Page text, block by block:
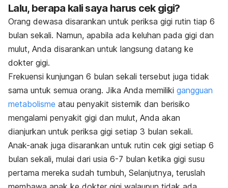
Lalu, berapa kali saya harus cek gigi?
Orang dewasa disarankan untuk periksa gigi rutin tiap 6
bulan sekali. Namun, apabila ada keluhan pada gigi dan
mulut, Anda disarankan untuk langsung datang ke
dokter gigi.
Frekuensi kunjungan 6 bulan sekali tersebut juga tidak
sama untuk semua orang. Jika Anda memiliki gangguan
metabolisme atau penyakit sistemik dan berisiko
mengalami penyakit gigi dan mulut, Anda akan
dianjurkan untuk periksa gigi setiap 3 bulan sekali.
Anak-anak juga disarankan untuk rutin cek gigi setiap 6
bulan sekali, mulai dari usia 6-7 bulan ketika gigi susu
pertama mereka sudah tumbuh, Selanjutnya, teruslah